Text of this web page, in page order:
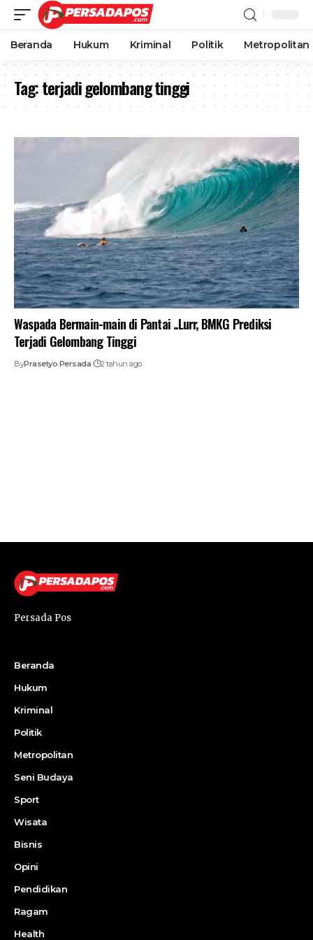
Beranda Hukum Kriminal Politik Metropolitan
Tag:terjadi gelombang tinggi
Waspada Bermain-main di Pantai ..Lurr, BMKG Prediksi
Terjadi Gelombang Tinggi
ByPrasetyo Persada 2 tahun ago
Persada Pos
Beranda
Hukum
Kriminal
Politik
Metropolitan
Seni Budaya
Sport
Wisata
Bisnis
Opini
Pendidikan
Ragam
Health